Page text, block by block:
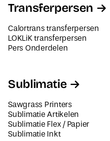
Transferpersen
Calortrans transferpersen
LOKLiK transferpersen
Pers Onderdelen
Sublimatie
Sawgrass Printers
Sublimatie Artikelen
Sublimatie Flex / Papier
Sublimatie Inkt